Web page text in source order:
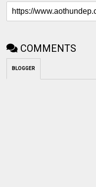
COMMENTS
BLOGGER